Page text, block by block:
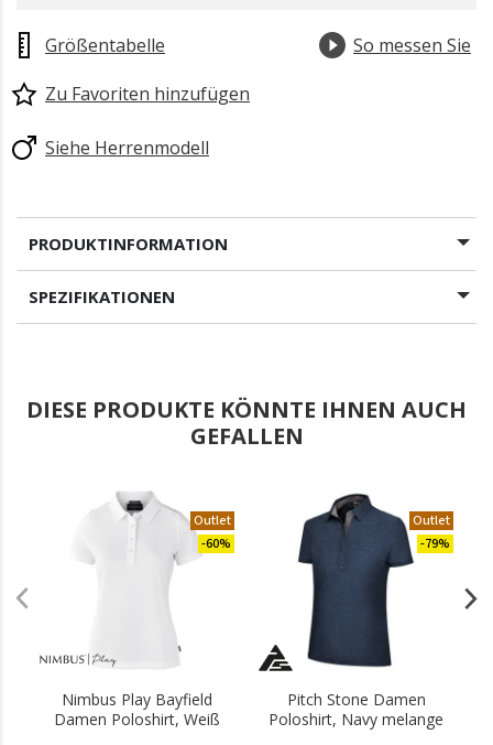
Größentabelle
So messen Sie
Zu Favoriten hinzufügen
Siehe Herrenmodell
PRODUKTINFORMATION
SPEZIFIKATIONEN
DIESE PRODUKTE KÖNNTE IHNEN AUCH
GEFALLEN
Outlet
-60%
Nimbus Play Bayfield
Damen Poloshirt, Weiß
Outlet
-79%
Pitch Stone Damen
Poloshirt, Navy melange